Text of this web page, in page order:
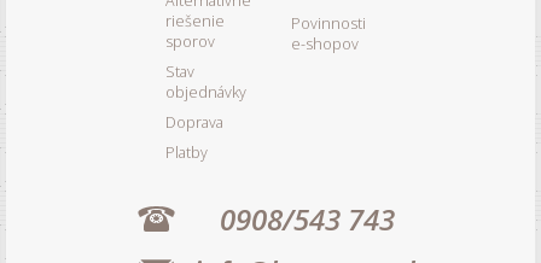
riešenie
sporov
Stav
objednávky
Doprava
Platby
Povinnosti
e-shopov
0908/543 743